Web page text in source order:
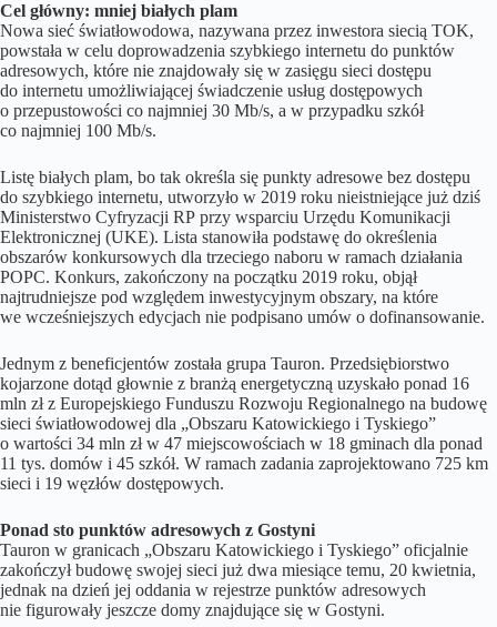
Cel główny: mniej białych plam
Nowa sieć światłowodowa, nazywana przez inwestora siecią TOK,
powstała w celu doprowadzenia szybkiego internetu do punktów
adresowych, które nie znajdowały się w zasięgu sieci dostępu
do internetu umożliwiającej świadczenie usług dostępowych
o przepustowości co najmniej 30 Mb/s, a w przypadku szkół
co najmniej 100 Mb/s.
Listę białych plam, bo tak określa się punkty adresowe bez dostępu
do szybkiego internetu, utworzyło w 2019 roku nieistniejące już dziś
Ministerstwo Cyfryzacji RP przy wsparciu Urzędu Komunikacji
Elektronicznej (UKE). Lista stanowiła podstawę do określenia
obszarów konkursowych dla trzeciego naboru w ramach działania
POPC. Konkurs, zakończony na początku 2019 roku, objął
najtrudniejsze pod względem inwestycyjnym obszary, na które
we wcześniejszych edycjach nie podpisano umów o dofinansowanie.
Jednym z beneficjentów została grupa Tauron. Przedsiębiorstwo
kojarzone dotąd głownie z branżą energetyczną uzyskało ponad 16
mln zł z Europejskiego Funduszu Rozwoju Regionalnego na budowę
sieci światłowodowej dla „Obszaru Katowickiego i Tyskiego”
o wartości 34 mln zł w 47 miejscowościach w 18 gminach dla ponad
11 tys. domów i 45 szkół. W ramach zadania zaprojektowano 725 km
sieci i 19 węzłów dostępowych.
Ponad sto punktów adresowych z Gostyni
Tauron w granicach „Obszaru Katowickiego i Tyskiego” oficjalnie
zakończył budowę swojej sieci już dwa miesiące temu, 20 kwietnia,
jednak na dzień jej oddania w rejestrze punktów adresowych
nie figurowały jeszcze domy znajdujące się w Gostyni.